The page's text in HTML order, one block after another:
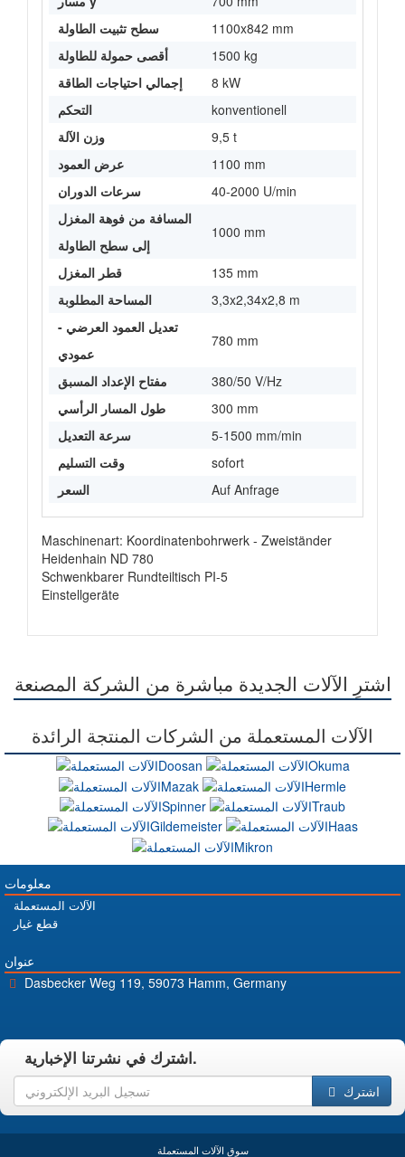
سطح تثبيت الطاولة
1100x842 mm
أقصى حمولة للطاولة
1500 kg
إجمالي احتياجات الطاقة
8 kW
التحكم
konventionell
وزن الآلة
9,5 t
عرض العمود
1100 mm
سرعات الدوران
40-2000 U/min
المسافة من فوهة المغزل
إلى سطح الطاولة
1000 mm
قطر المغزل
135 mm
المساحة المطلوبة
3,3x2,34x2,8 m
تعديل العمود العرضي -
عمودي
780 mm
مفتاح الإعداد المسبق
380/50 V/Hz
طول المسار الرأسي
300 mm
سرعة التعديل
5-1500 mm/min
وقت التسليم
sofort
السعر
Auf Anfrage
Maschinenart: Koordinatenbohrwerk - Zweiständer
Heidenhain ND 780
Schwenkbarer Rundteiltisch PI-5
Einstellgeräte
اشترِ الآلات الجديدة مباشرة من الشركة المصنعة
الآلات المستعملة من الشركات المنتجة الرائدة
معلومات
الآلات المستعملة
قطع غيار
عنوان
Dasbecker Weg 119, 59073 Hamm, Germany
اشترك في نشرتنا الإخبارية.
اشترك
سوق الآلات المستعملة